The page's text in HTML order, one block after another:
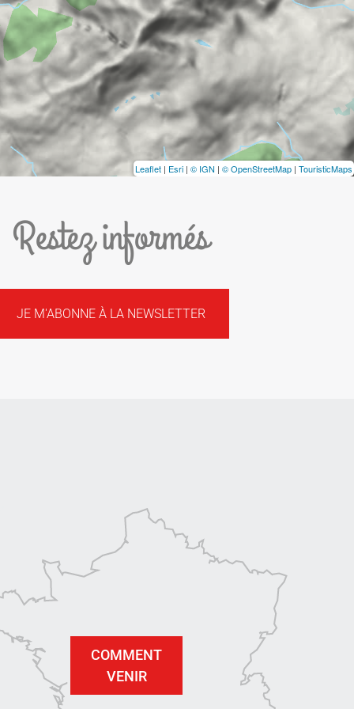
Leaflet | Esri | © IGN | © OpenStreetMap | TouristicMaps
Restez informés
JE M'ABONNE À LA NEWSLETTER
COMMENT
VENIR